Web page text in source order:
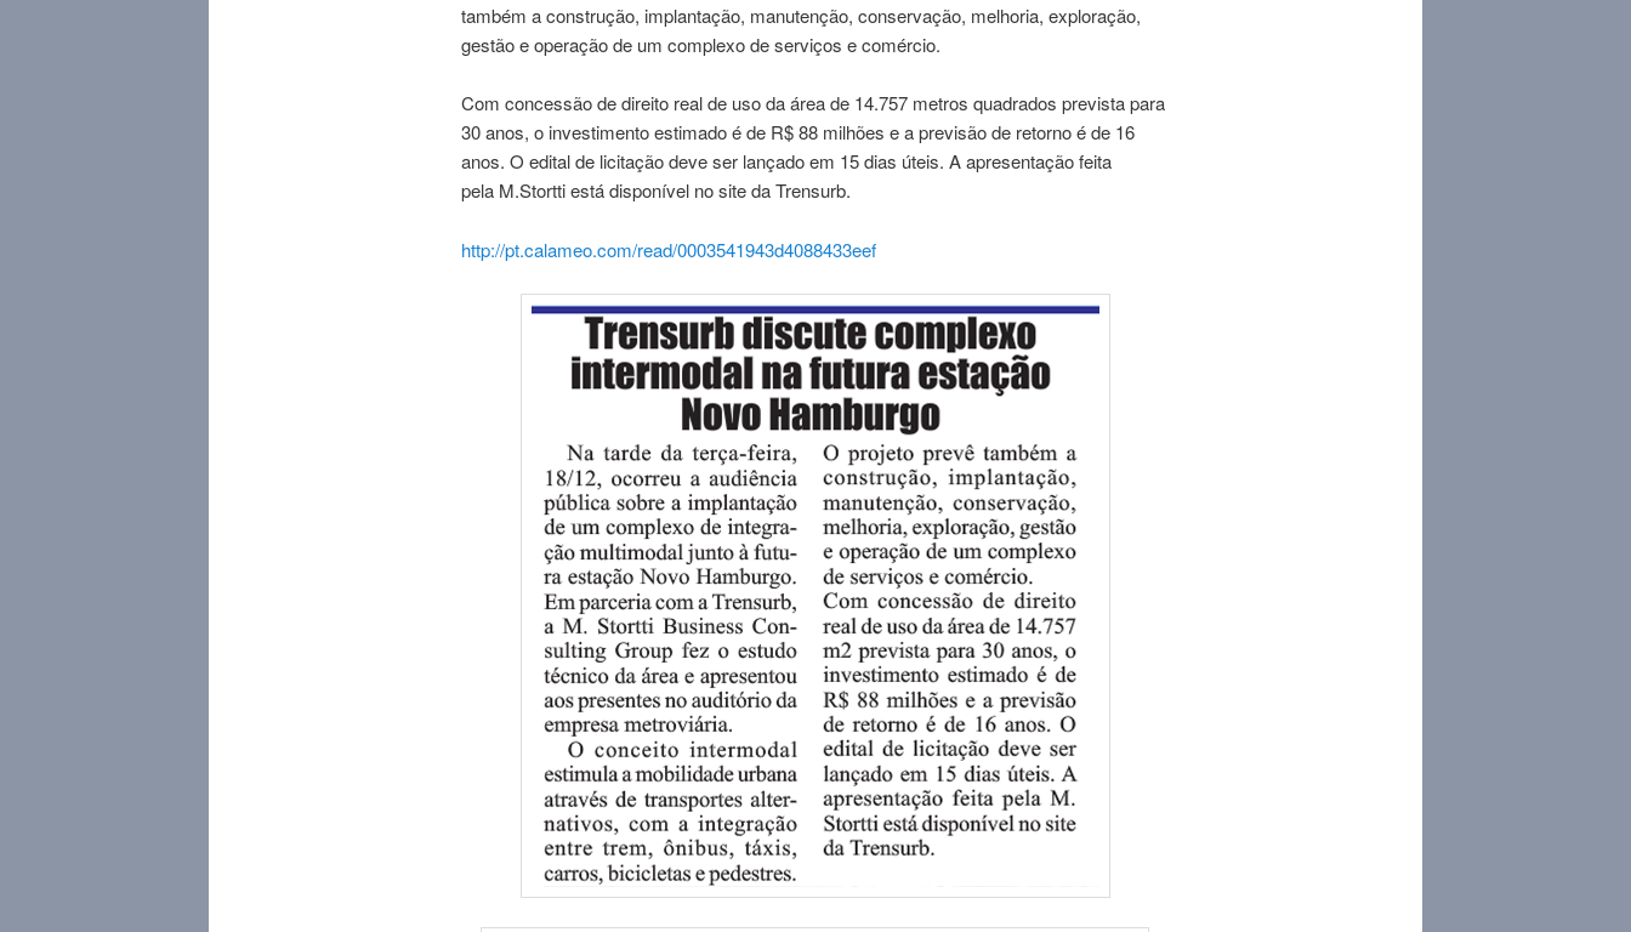
também a construção, implantação, manutenção, conservação, melhoria, exploração,
gestão e operação de um complexo de serviços e comércio.
Com concessão de direito real de uso da área de 14.757 metros quadrados prevista para
30 anos, o investimento estimado é de R$ 88 milhões e a previsão de retorno é de 16
anos. O edital de licitação deve ser lançado em 15 dias úteis. A apresentação feita
pela M.Stortti está disponível no site da Trensurb.
http://pt.calameo.com/read/0003541943d4088433eef